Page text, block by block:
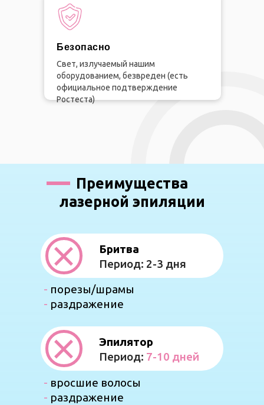
Свет, излучаемый нашим
оборудованием, безвреден (есть
официальное подтверждение
Ростеста)
Безопасно
Бритва
Период: 2-3 дня
Эпилятор
Период: 7-10 дней
Преимущества
лазерной эпиляции
- вросшие волосы
- раздражение
- порезы/шрамы
- раздражение